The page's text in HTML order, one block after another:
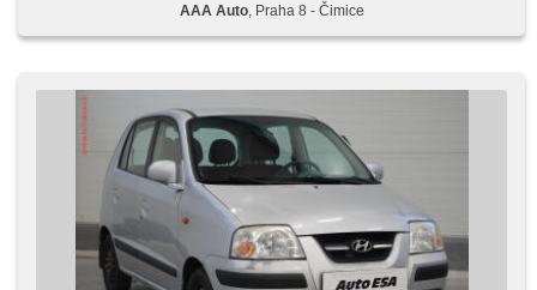
AAA Auto, Praha 8 - Čimice